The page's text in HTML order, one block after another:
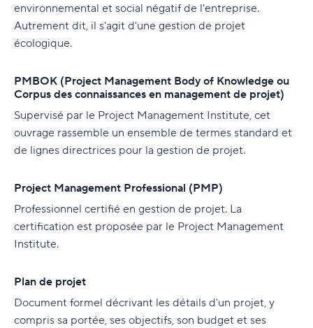
environnemental et social négatif de l'entreprise.
Autrement dit, il s'agit d'une gestion de projet
écologique.
PMBOK (Project Management Body of Knowledge ou
Corpus des connaissances en management de projet)
Supervisé par le Project Management Institute, cet
ouvrage rassemble un ensemble de termes standard et
de lignes directrices pour la gestion de projet.
Project Management Professional (PMP)
Professionnel certifié en gestion de projet. La
certification est proposée par le Project Management
Institute.
Plan de projet
Document formel décrivant les détails d'un projet, y
compris sa portée, ses objectifs, son budget et ses